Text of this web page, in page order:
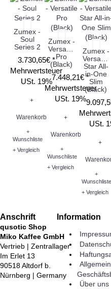
Zumex -
Soul
Series 2
3.730,65€ *
Mehrwertsteuer
USt. 19%
+
Warenkorb
+
Wunschliste
+ Vergleich
Zumex -
Versatile
Pro
(Black)
7.448,21€ *
Mehrwertsteuer
USt. 19%
+
Warenkorb
+
Wunschliste
+ Vergleich
Zumex -
Versatile
Star All-
in-One
Slim
(Black)
USt.
+
+
Wunschliste
+ Vergleich
Anschrift
qusotic Shop
Miko Kaffee GmbH
Vertrieb | Zentrallager
Im Erlet 13
90518 Altdorf b.
Nürnberg | Germany
Information
Über uns